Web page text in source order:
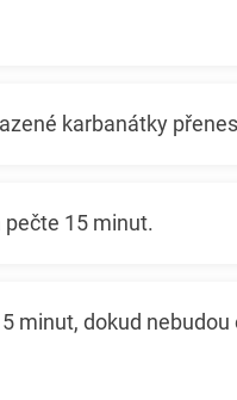
karbanátky
15 minut.
minut, dokud nebudou